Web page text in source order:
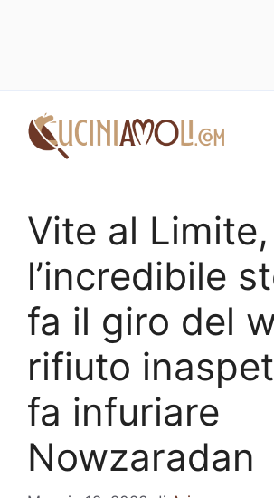
contenuto
Vite al Limite,
l’incredibile
fa il giro del
rifiuto
fa infuriare
Nowzaradan